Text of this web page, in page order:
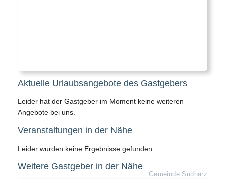
Aktuelle Urlaubsangebote des Gastgebers
Leider hat der Gastgeber im Moment keine weiteren
Angebote bei uns.
Veranstaltungen in der Nähe
Leider wurden keine Ergebnisse gefunden.
Weitere Gastgeber in der Nähe
Gemeinde Südharz